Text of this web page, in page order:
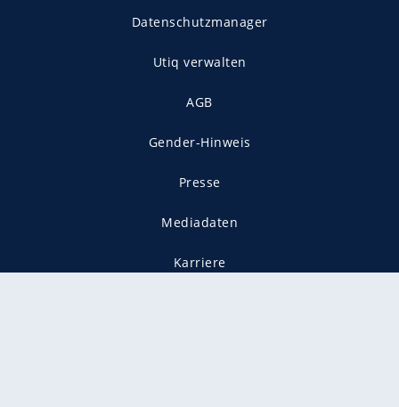
Datenschutzmanager
Utiq verwalten
AGB
Gender-Hinweis
Presse
Mediadaten
Karriere